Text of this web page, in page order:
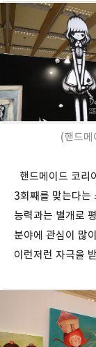
(핸드
핸드메이드 코리
3회째를 맞는다는
능력과는 별개로
분야에 관심이 많
이런저런 자극을